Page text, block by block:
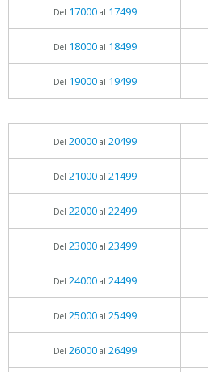
Del 17000al 17499
Del 18000al 18499
Del 19000al 19499
Del 20000al 20499
Del 21000al 21499
Del 22000al 22499
Del 23000al 23499
Del 24000al 24499
Del 25000al 25499
Del 26000al 26499